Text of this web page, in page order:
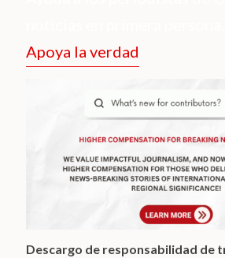
Apoya la verdad
Descargo de responsabilidad de